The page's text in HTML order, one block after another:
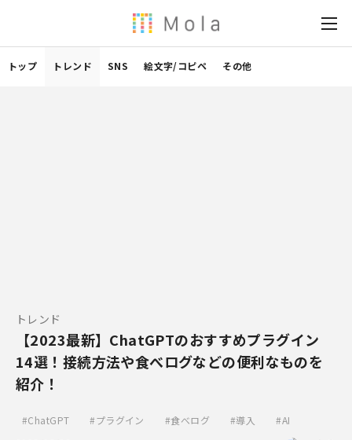
トップ トレンド SNS 絵文字/コピペ その他
トレンド
【2023最新】ChatGPTのおすすめプラグイン
14選！接続方法や食べログなどの便利なものを
紹介！
ChatGPT プラグイン 食べログ 導入
AI